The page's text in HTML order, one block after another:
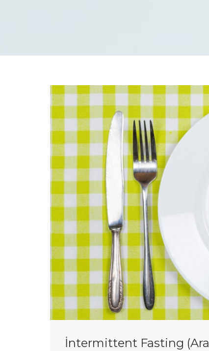
İntermittent Fasting